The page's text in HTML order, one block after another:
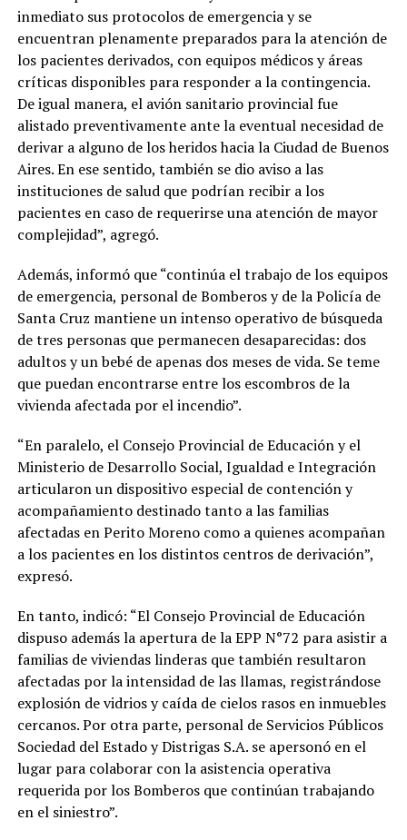
inmediato sus protocolos de emergencia y se
encuentran plenamente preparados para la atención de
los pacientes derivados, con equipos médicos y áreas
críticas disponibles para responder a la contingencia.
De igual manera, el avión sanitario provincial fue
alistado preventivamente ante la eventual necesidad de
derivar a alguno de los heridos hacia la Ciudad de Buenos
Aires. En ese sentido, también se dio aviso a las
instituciones de salud que podrían recibir a los
pacientes en caso de requerirse una atención de mayor
complejidad”, agregó.
Además, informó que “continúa el trabajo de los equipos
de emergencia, personal de Bomberos y de la Policía de
Santa Cruz mantiene un intenso operativo de búsqueda
de tres personas que permanecen desaparecidas: dos
adultos y un bebé de apenas dos meses de vida. Se teme
que puedan encontrarse entre los escombros de la
vivienda afectada por el incendio”.
“En paralelo, el Consejo Provincial de Educación y el
Ministerio de Desarrollo Social, Igualdad e Integración
articularon un dispositivo especial de contención y
acompañamiento destinado tanto a las familias
afectadas en Perito Moreno como a quienes acompañan
a los pacientes en los distintos centros de derivación”,
expresó.
En tanto, indicó: “El Consejo Provincial de Educación
dispuso además la apertura de la EPP N°72 para asistir a
familias de viviendas linderas que también resultaron
afectadas por la intensidad de las llamas, registrándose
explosión de vidrios y caída de cielos rasos en inmuebles
cercanos. Por otra parte, personal de Servicios Públicos
Sociedad del Estado y Distrigas S.A. se apersonó en el
lugar para colaborar con la asistencia operativa
requerida por los Bomberos que continúan trabajando
en el siniestro”.